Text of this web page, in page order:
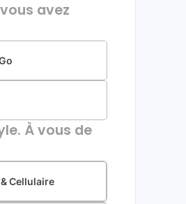
avez
À vous de
Cellulaire